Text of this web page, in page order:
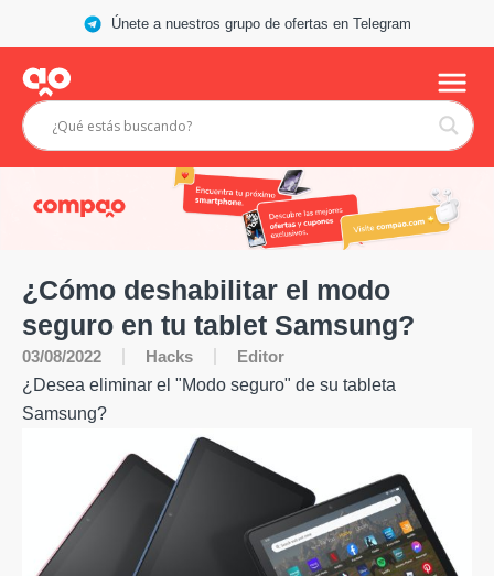
Únete a nuestros grupo de ofertas en Telegram
¿Cómo deshabilitar el modo
seguro en tu tablet Samsung?
03/08/2022 Hacks
Editor
¿Desea eliminar el "Modo seguro" de su tableta
Samsung?